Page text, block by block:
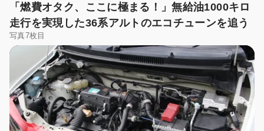
「燃費オタク、ここに極まる！」無給油1000キロ
走行を実現した36系アルトのエコチューンを追う
写真7枚目